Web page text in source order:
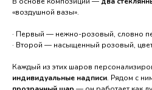
«воздушной вазы».
· Первый — нежно-розовый, словно
· Второй — насыщенный розовый,
Каждый из этих шаров
индивидуальные надписи. Рядом с